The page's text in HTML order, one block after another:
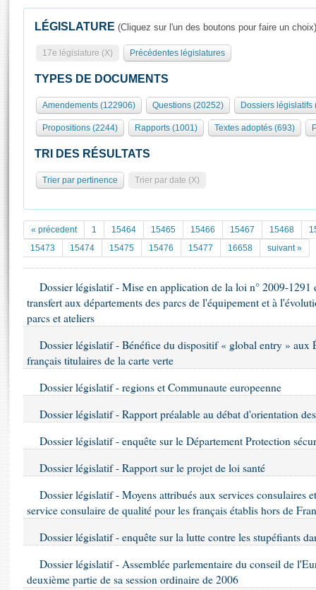
Présidence
577 députés
Groupes politiques
Séance publique
Commissions et autres organes
Europe et International
Pétitions
Documents parlementaires
Projets de loi
Propositions de loi
Amendements
Textes adoptés
Rapports d'information
Rapports législatifs
Rapports sur l'application des lois
Dossiers législatifs
Budget et sécurité sociale
Questions écrites et orales
Rôle et pouvoirs de l'Assemblée
Organisation de l'Assemblée
Présidence Conférence des Présidents Bureau Collège des
Statistiques et chiffres clés
Documents de référence
( Constitution | Règlement de l'Assemblée ... )
Histoire
Juniors
Liens vers les sites publics
Visiter l'Assemblée
Visite virtuelle du palais Bourbon
Assister à une séance
La Bibliothèque
Les archives
Photos libres de droit
LÉGISLATURE (Cliquez sur l'un des boutons pour faire un choix)
17e législature (X) Précédentes législatures
TYPES DE DOCUMENTS
Amendements (122906) Questions (20252) Dossiers législatifs
Propositions (2244) Rapports (1001) Textes adoptés (693)
TRI DES RÉSULTATS
Trier par pertinence Trier par date (X)
« précedent 1 15464 15465 15466 15467 15468
15473
15474 15475 15476 15477 16658 suivant »
Dossier législatif - Mise en application de la loi n° 2009-1291
transfert aux départements des parcs de l'équipement et à
parcs et ateliers
Dossier législatif - Bénéfice du dispositif « global entry » aux
français titulaires de la carte verte
Dossier législatif - regions et Communaute europeenne
Dossier législatif - Rapport préalable au débat d'orientation
Dossier législatif - enquête sur le Département Protection
Dossier législatif - Rapport sur le projet de loi santé
Dossier législatif - Moyens attribués aux services consulaires
service consulaire de qualité pour les français établis hors de
Dossier législatif - enquête sur la lutte contre les stupéfiants
Dossier législatif - Assemblée parlementaire du conseil de
deuxième partie de sa session ordinaire de 2006